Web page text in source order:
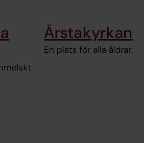
Årstakyrkan
En plats för alla åldrar.